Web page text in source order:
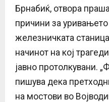
Брнабиќ, отвора
причини за
железничката
начинот на кој
јавно протолкувани.
пишува дека
на мостови во